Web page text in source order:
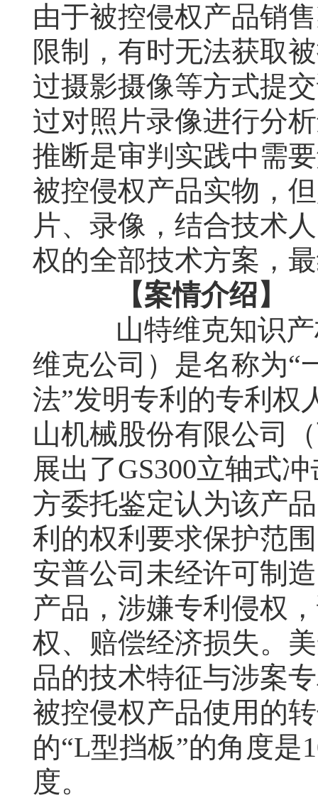
由于被控侵权产品销
限制，有时无法获取
过摄影摄像等方式提
过对照片录像进行分
推断是审判实践中需
被控侵权产品实物，
片、录像，结合技术
权的全部技术方案，
【案情介绍】
山特维克知识产
维克公司）是名称为“
法”发明专利的专利权
山机械股份有限公司
展出了GS300立轴式
方委托鉴定认为该产
利的权利要求保护范
安普公司未经许可制
产品，涉嫌专利侵权
权、赔偿经济损失。
品的技术特征与涉案
被控侵权产品使用的
的“L型挡板”的角度是
度。